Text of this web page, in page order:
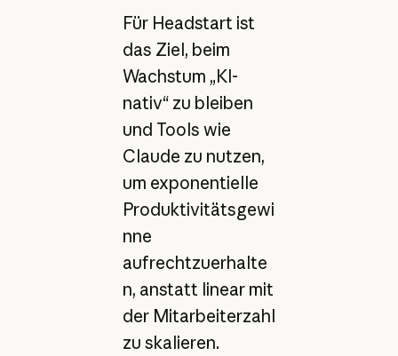
Für Headstart ist
das Ziel, beim
Wachstum „KI-
nativ“ zu bleiben
und Tools wie
Claude zu nutzen,
um exponentielle
Produktivitätsgewi
nne
aufrechtzuerhalte
n, anstatt linear mit
der Mitarbeiterzahl
zu skalieren.